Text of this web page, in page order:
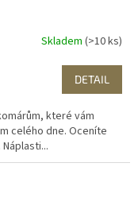
Skladem (>10 ks)
DETAIL
které vám
celého dne. Oceníte